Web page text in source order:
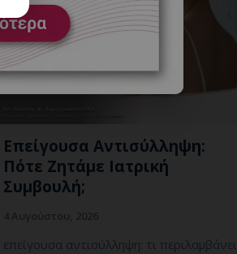
Επείγουσα Αντισύλληψη:
Πότε Ζητάμε Ιατρική
Συμβουλή;
επείγουσα αντισύλληψη: τι περιλαμβάνει